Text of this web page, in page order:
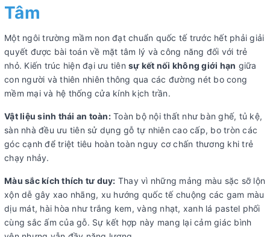
Tâm
Một ngôi trường mầm non đạt chuẩn quốc tế trước hết phải giải
quyết được bài toán về mặt tâm lý và công năng đối với trẻ
nhỏ. Kiến trúc hiện đại ưu tiên sự kết nối không giới hạn giữa
con người và thiên nhiên thông qua các đường nét bo cong
mềm mại và hệ thống cửa kính kịch trần.
Vật liệu sinh thái an toàn:Toàn bộ nội thất như bàn ghế, tủ kệ,
sàn nhà đều ưu tiên sử dụng gỗ tự nhiên cao cấp, bo tròn các
góc cạnh để triệt tiêu hoàn toàn nguy cơ chấn thương khi trẻ
chạy nhảy.
Màu sắc kích thích tư duy: Thay vì những mảng màu sặc sỡ lộn
xộn dễ gây xao nhãng, xu hướng quốc tế chuộng các gam màu
dịu mát, hài hòa như trắng kem, vàng nhạt, xanh lá pastel phối
cùng sắc ấm của gỗ. Sự kết hợp này mang lại cảm giác bình